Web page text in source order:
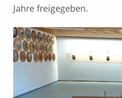
Jahre freigegeben.